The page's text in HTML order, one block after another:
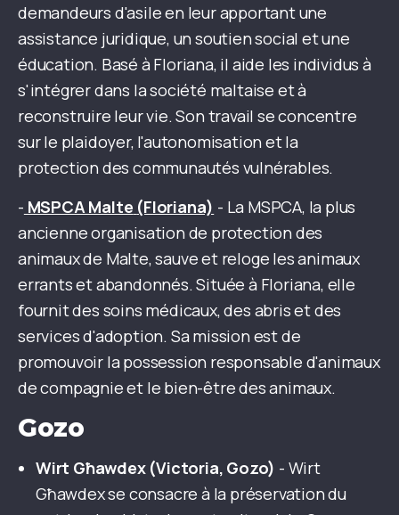
demandeurs d'asile en leur apportant une
assistance juridique, un soutien social et une
éducation. Basé à Floriana, il aide les individus à
s'intégrer dans la société maltaise et à
reconstruire leur vie. Son travail se concentre
sur le plaidoyer, l'autonomisation et la
protection des communautés vulnérables.
- MSPCA Malte (Floriana) - La MSPCA, la plus
ancienne organisation de protection des
animaux de Malte, sauve et reloge les animaux
errants et abandonnés. Située à Floriana, elle
fournit des soins médicaux, des abris et des
services d'adoption. Sa mission est de
promouvoir la possession responsable d'animaux
de compagnie et le bien-être des animaux.
Gozo
Wirt Għawdex (Victoria, Gozo) - Wirt
Għawdex se consacre à la préservation du